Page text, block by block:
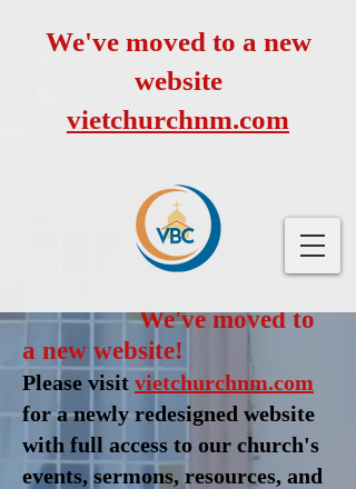
We've moved to a new
website
vietchurchnm.com
We've moved to
a new website!
Please visit vietchurchnm.com
for a newly redesigned website
with full access to our church's
events, sermons, resources, and